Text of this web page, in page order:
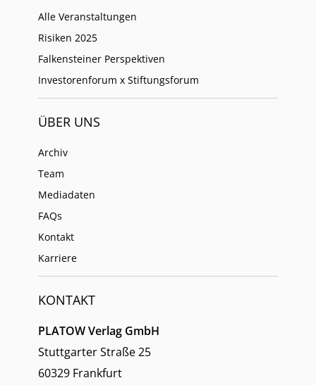
Alle Veranstaltungen
Risiken 2025
Falkensteiner Perspektiven
Investorenforum x Stiftungsforum
ÜBER UNS
Archiv
Team
Mediadaten
FAQs
Kontakt
Karriere
KONTAKT
PLATOW Verlag GmbH
Stuttgarter Straße 25
60329 Frankfurt